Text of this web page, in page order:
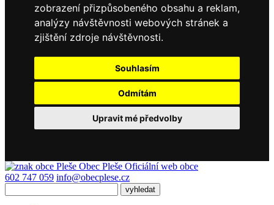
zobrazení přizpůsobeného obsahu a reklam,
analýzy návštěvnosti webových stránek a
zjištění zdroje návštěvnosti.
Souhlasím
Odmítám
Upravit mé předvolby
Obec Pleše Oficiální web obce
602 747 059 info@obecplese.cz